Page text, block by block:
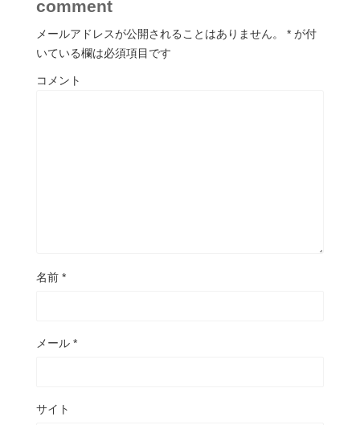
comment
メールアドレスが公開されることはありません。 * が付
いている欄は必須項目です
コメント
名前 *
メール *
サイト